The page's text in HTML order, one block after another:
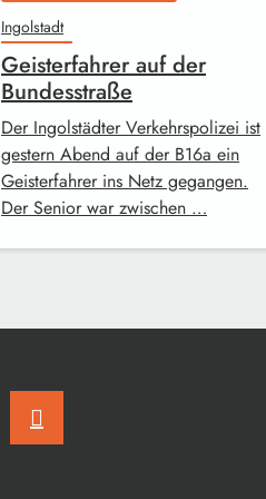
Ingolstadt
Geisterfahrer auf der
Bundesstraße
Der Ingolstädter Verkehrspolizei ist
gestern Abend auf der B16a ein
Geisterfahrer ins Netz gegangen.
Der Senior war zwischen …